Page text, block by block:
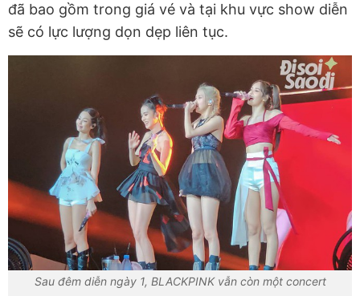
đã bao gồm trong giá vé và tại khu vực show diễn
sẽ có lực lượng dọn dẹp liên tục.
Sau đêm diễn ngày 1, BLACKPINK vẫn còn một concert